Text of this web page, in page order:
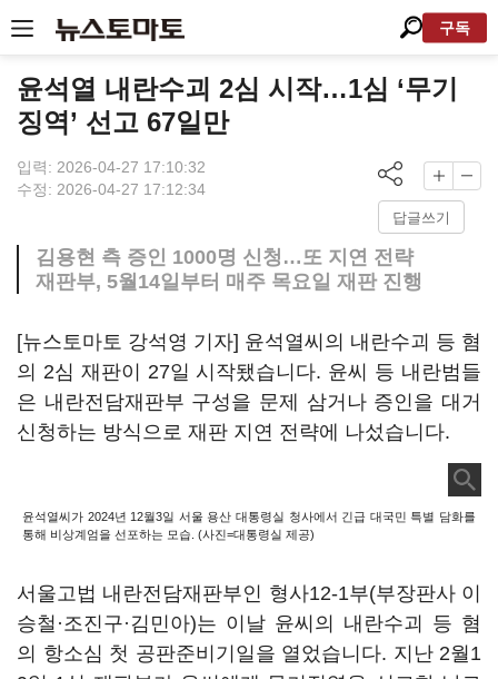
구독
윤석열 내란수괴 2심 시작…1심 ‘무기
징역’ 선고 67일만
입력: 2026-04-27 17:10:32
수정: 2026-04-27 17:12:34
답글쓰기
김용현 측 증인 1000명 신청…또 지연 전략
재판부, 5월14일부터 매주 목요일 재판 진행
[뉴스토마토 강석영 기자] 윤석열씨의 내란수괴 등 혐
의 2심 재판이 27일 시작됐습니다. 윤씨 등 내란범들
은 내란전담재판부 구성을 문제 삼거나 증인을 대거
신청하는 방식으로 재판 지연 전략에 나섰습니다.
윤석열씨가 2024년 12월3일 서울 용산 대통령실 청사에서 긴급 대국민 특별 담화를
통해 비상계엄을 선포하는 모습. (사진=대통령실 제공)
서울고법 내란전담재판부인 형사12-1부(부장판사 이
승철·조진구·김민아)는 이날 윤씨의 내란수괴 등 혐
의 항소심 첫 공판준비기일을 열었습니다. 지난 2월1